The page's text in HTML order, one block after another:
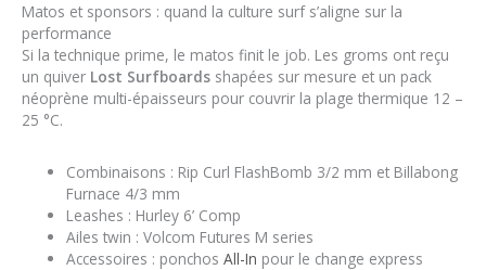
Matos et sponsors : quand la culture surf s’aligne sur la
performance
Si la technique prime, le matos finit le job. Les groms ont reçu
un quiver Lost Surfboards shapées sur mesure et un pack
néoprène multi-épaisseurs pour couvrir la plage thermique 12 –
25 °C.
Combinaisons : Rip Curl FlashBomb 3/2 mm et Billabong
Furnace 4/3 mm
Leashes : Hurley 6’ Comp
Ailes twin : Volcom Futures M series
Accessoires : ponchosAll-In pour le change express